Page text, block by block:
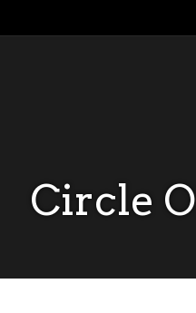
Circle